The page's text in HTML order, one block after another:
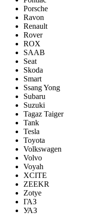
Porsсhe
Ravon
Renault
Rover
ROX
SAAB
Seat
Skoda
Smart
Ssang Yong
Subaru
Suzuki
Tagaz Taiger
Tank
Tesla
Toyota
Volkswagen
Volvo
Voyah
XCITE
ZEEKR
Zotye
ГАЗ
УАЗ